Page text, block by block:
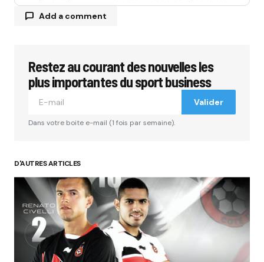
Add a comment
Votre adresse e-mail ne sera pas publiée.Les
champs obligatoires sont indiqués avec*
Your Name*
Your E-mail *
Restez au courant des nouvelles les
plus importantes du sport business
Valider
Dans votre boite e-mail (1 fois par semaine).
D'AUTRES ARTICLES